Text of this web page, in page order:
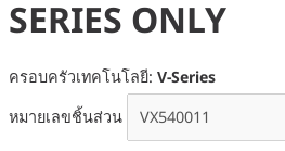
SERIES ONLY
ครอบครัวเทคโนโลยี: V-Series
หมายเลขชิ้นส่วน